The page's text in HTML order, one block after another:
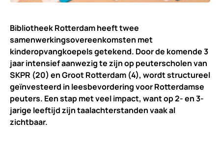
Bibliotheek Rotterdam heeft twee
samenwerkingsovereenkomsten met
kinderopvangkoepels getekend. Door de komende 3
jaar intensief aanwezig te zijn op peuterscholen van
SKPR (20) en Groot Rotterdam (4), wordt structureel
geïnvesteerd in leesbevordering voor Rotterdamse
peuters. Een stap met veel impact, want op 2- en 3-
jarige leeftijd zijn taalachterstanden vaak al
zichtbaar.